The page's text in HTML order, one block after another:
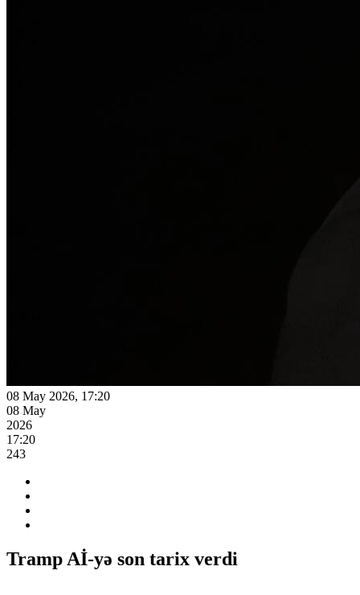
08 May 2026, 17:20
08 May
2026
17:20
243
Tramp Aİ-yə son tarix verdi